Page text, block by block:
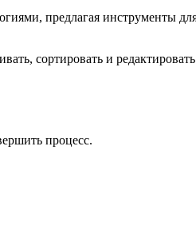
предлагая инструменты
сортировать и
процесс.